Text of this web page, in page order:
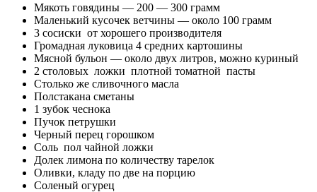
Мякоть говядины — 200 — 300 грамм
Маленький кусочек ветчины — около 100 грамм
3 сосиски от хорошего производителя
Громадная луковица 4 средних картошины
Мясной бульон — около двух литров, можно куриный
2 столовых ложки плотной томатной пасты
Столько же сливочного масла
Полстакана сметаны
1 зубок чеснока
Пучок петрушки
Черный перец горошком
Соль пол чайной ложки
Долек лимона по количеству тарелок
Оливки, кладу по две на порцию
Соленый огурец